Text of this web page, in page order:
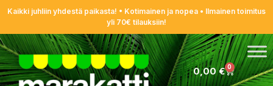
Kaikki juhliin yhdestä paikasta! • Kotimainen ja nopea • Ilmainen toimitus
yli 70€ tilauksiin!
0,00€ 0